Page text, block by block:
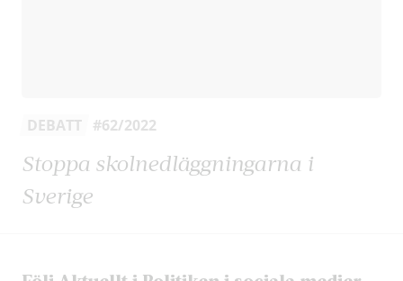
DEBATT #62/2022
Stoppa skolnedläggningarna i
Sverige